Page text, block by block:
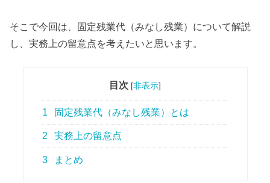
そこで今回は、固定残業代（みなし残業）について解説
し、実務上の留意点を考えたいと思います。
目次 [非表示]
1 固定残業代（みなし残業）とは
2 実務上の留意点
3 まとめ